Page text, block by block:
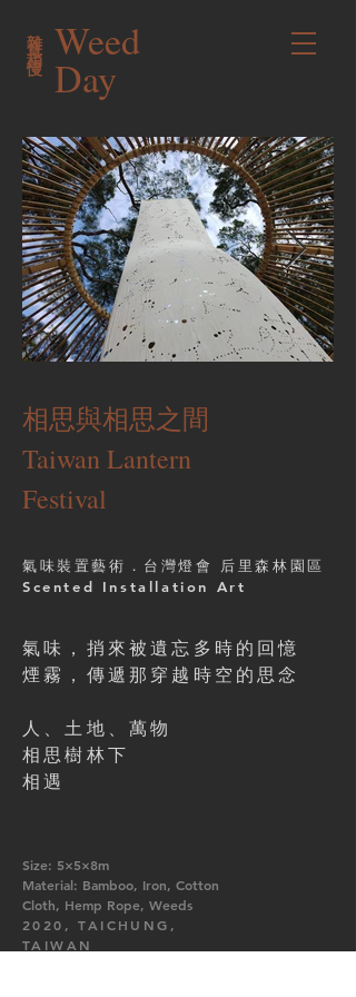
雜草稍慢 Weed
Day
相思與相思之間
Taiwan Lantern
Festival
氣味裝置藝術．台灣燈會 后里森林園區
Scented Installation Art
氣味，捎來被遺忘多時的回憶
煙霧，傳遞那穿越時空的思念
人、土地、萬物
相思樹林下
相遇
Size: 5×5×8m
Material: Bamboo, Iron, Cotton
Cloth, Hemp Rope, Weeds
2020, TAICHUNG,
TAIWAN